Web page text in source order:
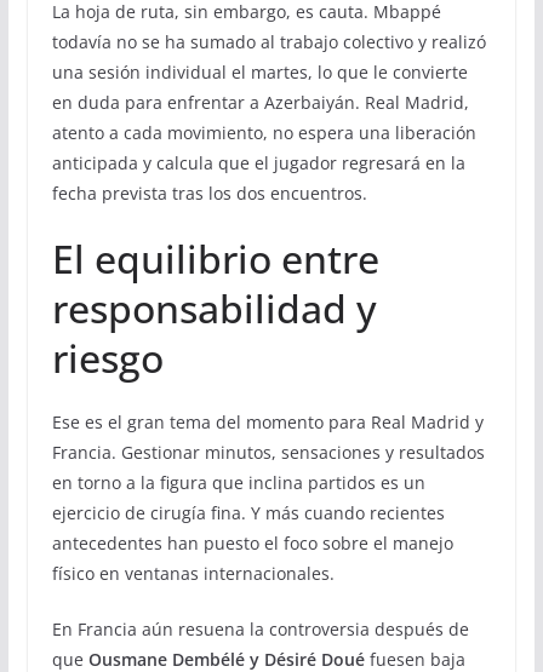
La hoja de ruta, sin embargo, es cauta. Mbappé
todavía no se ha sumado al trabajo colectivo y realizó
una sesión individual el martes, lo que le convierte
en duda para enfrentar a Azerbaiyán. Real Madrid,
atento a cada movimiento, no espera una liberación
anticipada y calcula que el jugador regresará en la
fecha prevista tras los dos encuentros.
El equilibrio entre
responsabilidad y
riesgo
Ese es el gran tema del momento para Real Madrid y
Francia. Gestionar minutos, sensaciones y resultados
en torno a la figura que inclina partidos es un
ejercicio de cirugía fina. Y más cuando recientes
antecedentes han puesto el foco sobre el manejo
físico en ventanas internacionales.
En Francia aún resuena la controversia después de
que Ousmane Dembélé y Désiré Douéfuesen baja